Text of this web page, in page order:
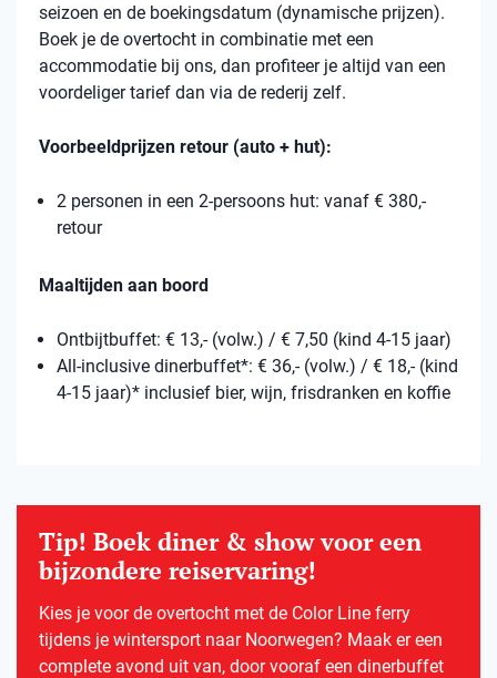
seizoen en de boekingsdatum (dynamische prijzen).
Boek je de overtocht in combinatie met een
accommodatie bij ons, dan profiteer je altijd van een
voordeliger tarief dan via de rederij zelf.
Voorbeeldprijzen retour (auto + hut):
2 personen in een 2-persoons hut: vanaf € 380,-
retour
Maaltijden aan boord
Ontbijtbuffet: € 13,- (volw.) / € 7,50 (kind 4-15 jaar)
All-inclusive dinerbuffet*: € 36,- (volw.) / € 18,- (kind
4-15 jaar)* inclusief bier, wijn, frisdranken en koffie
Tip! Boek diner & show voor een
bijzondere reiservaring!
Kies je voor de overtocht met de Color Line ferry
tijdens je wintersport naar Noorwegen? Maak er een
complete avond uit van, door vooraf een dinerbuffet